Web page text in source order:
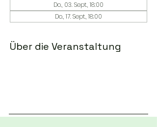
Do., 03. Sept., 18:00
Do., 17. Sept., 18:00
Über die Veranstaltung